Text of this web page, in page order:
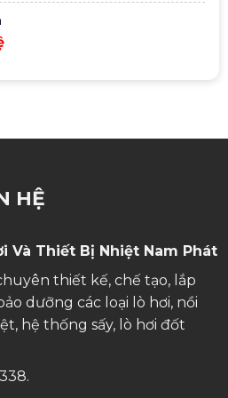
HỆ
Và Thiết Bị Nhiệt Nam Phát
thiết kế, chế tạo, lắp
dưỡng các loại lò hơi, nồi
hệ thống sấy, lò hơi đốt